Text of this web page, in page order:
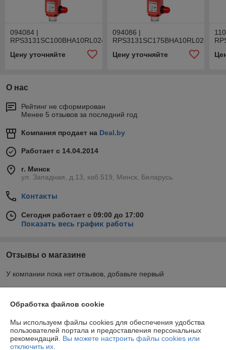
094084 |
RPS3131SC100BHA10RL024
Цену уточняйте
094086 |
RPS3131SC175BHA10RL024
Цену уточняйте
О нас
Рейтинг не сформирован
Менее 5 отзывов за последний год
Компания продает на Deal.by
Работает с 14.04.2014
г. Минск
ул. Западная, д.13, каб.519, Минск, Беларусь
Контакты
Сегодня работает с 09:00 до 17:00
Показать весь график работы
Отзывы о магазине
У компании пока нет отзывов, добавьте первый
О нас
Контакты
Обработка файлов cookie
Мы используем файлы cookies для обеспечения удобства
пользователей портала и предоставления персональных
рекомендаций. Вы можете настроить файлы cookies или
отключить их.